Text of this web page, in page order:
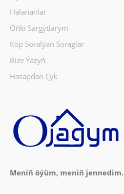
Halananlar
Öňki Sargytlarym
Köp Soralýan Soraglar
Bize Ýazyň
Hasapdan Çyk
Meniň öýüm, meniň jennedim.